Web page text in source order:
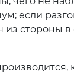
если
стороны в